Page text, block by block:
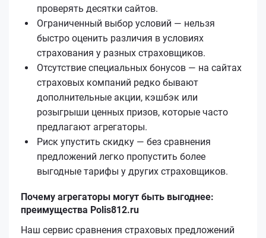
проверять десятки сайтов.
Ограниченный выбор условий — нельзя
быстро оценить различия в условиях
страхования у разных страховщиков.
Отсутствие специальных бонусов — на сайтах
страховых компаний редко бывают
дополнительные акции, кэшбэк или
розыгрыши ценных призов, которые часто
предлагают агрегаторы.
Риск упустить скидку — без сравнения
предложений легко пропустить более
выгодные тарифы у других страховщиков.
Почему агрегаторы могут быть выгоднее:
преимущества Polis812.ru
Наш сервис сравнения страховых предложений